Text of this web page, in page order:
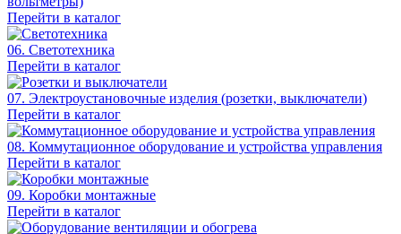
Перейти в каталог
06. Светотехника
Перейти в каталог
07. Электроустановочные изделия (розетки, выключатели)
Перейти в каталог
08. Коммутационное оборудование и устройства управления
Перейти в каталог
09. Коробки монтажные
Перейти в каталог